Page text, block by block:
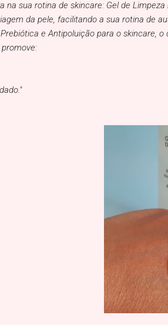
na sua rotina de skincare: Gel de
da pele, facilitando a sua rotina de
e Antipoluição para o skincare,